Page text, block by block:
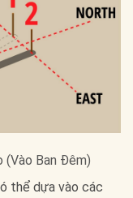
(Vào Ban Đêm)
thể dựa vào các